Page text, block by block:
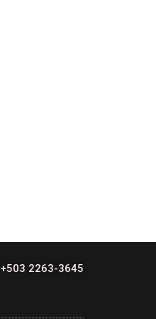
+503 2263-3645